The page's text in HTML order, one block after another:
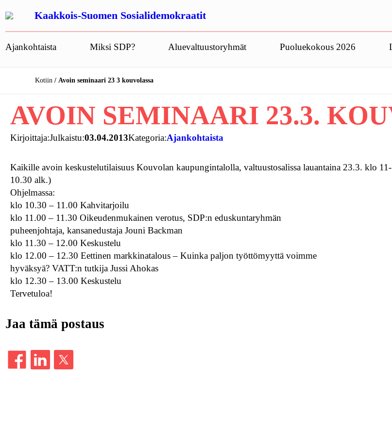
sisältöön
Kaakkois-Suomen Sosialidemokraatit
Ajankohtaista Miksi SDP? Aluevaltuustoryhmät Puoluekokous 2026
Kotiin Avoin seminaari 23 3 kouvolassa
AVOIN SEMINAARI 23.3.
Kirjoittaja:Julkaistu:03.04.2013Kategoria:Ajankohtaista
Kaikille avoin keskustelutilaisuus Kouvolan kaupungintalolla, valtuustosalissa lauantaina 23.3. klo
10.30 alk.)
Ohjelmassa:
klo 10.30 – 11.00 Kahvitarjoilu
klo 11.00 – 11.30 Oikeudenmukainen verotus, SDP:n eduskuntaryhmän
puheenjohtaja, kansanedustaja Jouni Backman
klo 11.30 – 12.00 Keskustelu
klo 12.00 – 12.30 Eettinen markkinatalous – Kuinka paljon työttömyyttä voimme
hyväksyä? VATT:n tutkija Jussi Ahokas
klo 12.30 – 13.00 Keskustelu
Tervetuloa!
Jaa tämä postaus